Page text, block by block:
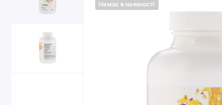
Немає в наявності